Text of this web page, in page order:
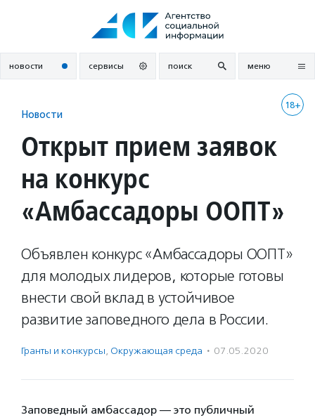
новости сервисы поиск меню
18+
Новости
Открыт прием заявок
на конкурс
«Амбассадоры ООПТ»
Объявлен конкурс «Амбассадоры ООПТ»
для молодых лидеров, которые готовы
внести свой вклад в устойчивое
развитие заповедного дела в России.
Гранты и конкурсы, Окружающая среда · 07.05.2020
Заповедный амбассадор — это публичный